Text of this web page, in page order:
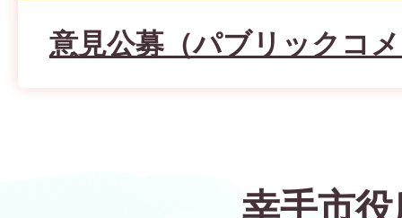
意見公募（パブリックコ
幸手市役